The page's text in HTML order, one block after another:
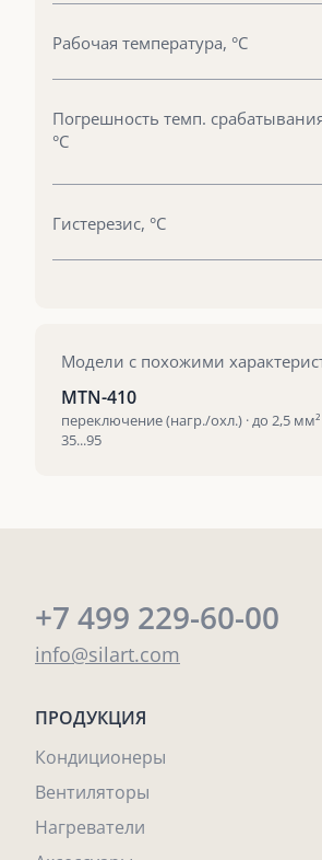
Рабочая температура, °С
Погрешность темп.
°С
Гистерезис, °С
Модели с похожими
MTN-410
переключение (нагр./охл.) · до 2,5 мм²
35...95
+7 499 229-60-00
info@silart.com
ПРОДУКЦИЯ
Кондиционеры
Вентиляторы
Нагреватели